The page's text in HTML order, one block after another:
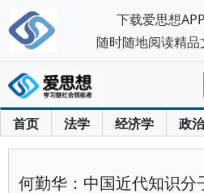
首页 法学 经济学 政
何勤华：中国近代知识分
下载爱思想APP
随时随地阅读精品